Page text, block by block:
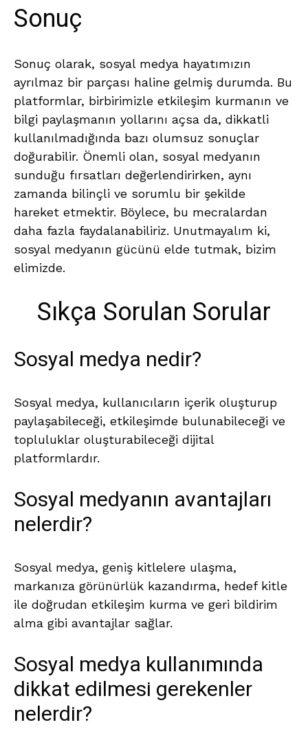
Sonuç
Sonuç olarak, sosyal medya hayatımızın
ayrılmaz bir parçası haline gelmiş durumda. Bu
platformlar, birbirimizle etkileşim kurmanın ve
bilgi paylaşmanın yollarını açsa da, dikkatli
kullanılmadığında bazı olumsuz sonuçlar
doğurabilir. Önemli olan, sosyal medyanın
sunduğu fırsatları değerlendirirken, aynı
zamanda bilinçli ve sorumlu bir şekilde
hareket etmektir. Böylece, bu mecralardan
daha fazla faydalanabiliriz. Unutmayalım ki,
sosyal medyanın gücünü elde tutmak, bizim
elimizde.
Sıkça Sorulan Sorular
Sosyal medya nedir?
Sosyal medya, kullanıcıların içerik oluşturup
paylaşabileceği, etkileşimde bulunabileceği ve
topluluklar oluşturabileceği dijital
platformlardır.
Sosyal medyanın avantajları
nelerdir?
Sosyal medya, geniş kitlelere ulaşma,
markanıza görünürlük kazandırma, hedef kitle
ile doğrudan etkileşim kurma ve geri bildirim
alma gibi avantajlar sağlar.
Sosyal medya kullanımında
dikkat edilmesi gerekenler
nelerdir?